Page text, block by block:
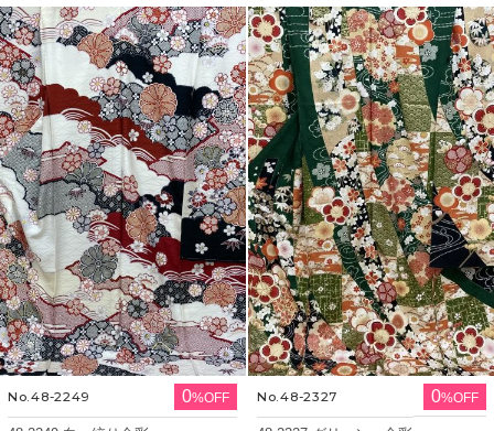
No.48-2249 0%OFF No.48-2327 0%OFF